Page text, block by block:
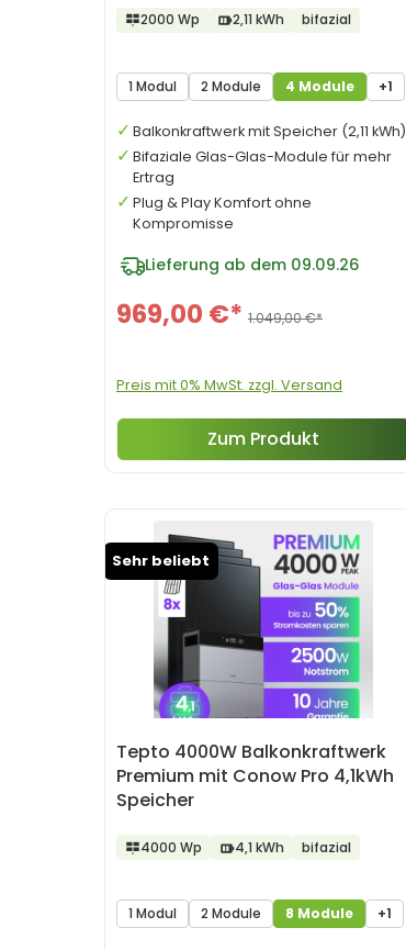
2000 Wp 2,11 kWh bifazial
1 Modul 2 Module 4 Module +1
Lieferung ab dem 09.09.26
969,00 €* 1.049,00 €*
Preis mit 0% MwSt. zzgl. Versand
Balkonkraftwerk mit Speicher (2,11 kWh)
Bifaziale Glas-Glas-Module für mehr
Ertrag
Plug & Play Komfort ohne
Kompromisse
Zum Produkt
Sehr beliebt
Tepto 4000W Balkonkraftwerk
Premium mit Conow Pro 4,1kWh
Speicher
4000 Wp 4,1 kWh bifazial
1 Modul 2 Module 8 Module +1